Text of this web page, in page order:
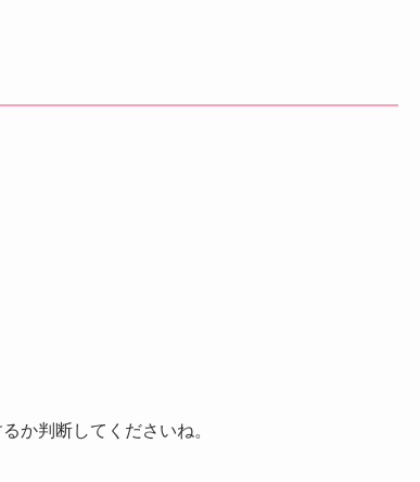
か判断してくださいね。